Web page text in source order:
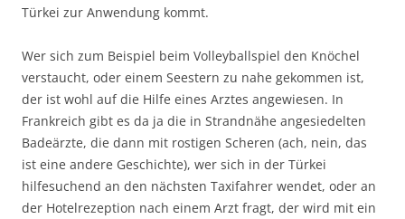
Türkei zur Anwendung kommt.
Wer sich zum Beispiel beim Volleyballspiel den Knöchel
verstaucht, oder einem Seestern zu nahe gekommen ist,
der ist wohl auf die Hilfe eines Arztes angewiesen. In
Frankreich gibt es da ja die in Strandnähe angesiedelten
Badeärzte, die dann mit rostigen Scheren (ach, nein, das
ist eine andere Geschichte), wer sich in der Türkei
hilfesuchend an den nächsten Taxifahrer wendet, oder an
der Hotelrezeption nach einem Arzt fragt, der wird mit ein